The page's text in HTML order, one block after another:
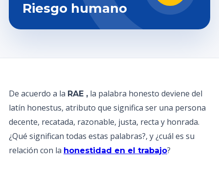
Riesgo humano
De acuerdo a la RAE , la palabra honesto deviene del
latín honestus, atributo que significa ser una persona
decente, recatada, razonable, justa, recta y honrada.
¿Qué significan todas estas palabras?, y ¿cuál es su
relación con la honestidad en el trabajo?